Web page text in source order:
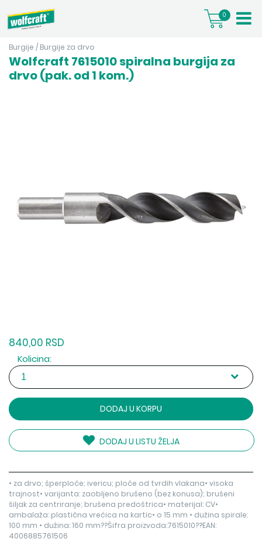
0
Burgije / Burgije za drvo
Wolfcraft 7615010 spiralna burgija za
drvo (pak. od 1 kom.)
840,00 RSD
Kolicina:
DODAJ U KORPU
DODAJ U LISTU ŽELJA
• za drvo; šperploče; ivericu; ploče od tvrdih vlakana• visoka
trajnost• varijanta: zaobljeno brušeno (bez konusa); brušeni
šiljak za centriranje; brušena predoštrica• materijal: CV•
ambalaža: plastična vrećica na kartic• o 15 mm • dužina spirale:
100 mm • dužina: 160 mm??Šifra proizvoda:7615010??EAN:
4006885761506